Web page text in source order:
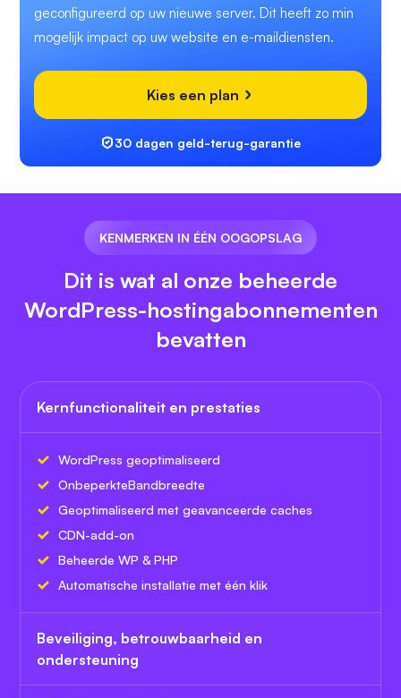
geconfigureerd op uw nieuwe server. Dit heeft zo min
mogelijk impact op uw website en e-maildiensten.
Kies een plan
30 dagen geld-terug-garantie
KENMERKEN IN ÉÉN OOGOPSLAG
Dit is wat al onze beheerde
WordPress-hostingabonnementen
bevatten
Kernfunctionaliteit en prestaties
WordPress geoptimaliseerd
OnbeperkteBandbreedte
Geoptimaliseerd met geavanceerde caches
CDN-add-on
Beheerde WP & PHP
Automatische installatie met één klik
Beveiliging, betrouwbaarheid en
ondersteuning